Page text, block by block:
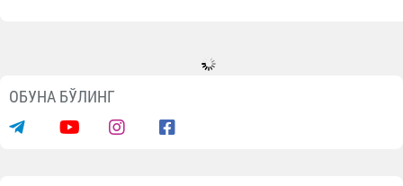
ОБУНА БЎЛИНГ